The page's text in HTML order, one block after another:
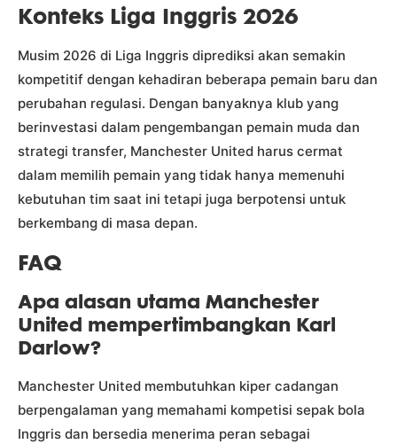
Konteks Liga Inggris 2026
Musim 2026 di Liga Inggris diprediksi akan semakin
kompetitif dengan kehadiran beberapa pemain baru dan
perubahan regulasi. Dengan banyaknya klub yang
berinvestasi dalam pengembangan pemain muda dan
strategi transfer, Manchester United harus cermat
dalam memilih pemain yang tidak hanya memenuhi
kebutuhan tim saat ini tetapi juga berpotensi untuk
berkembang di masa depan.
FAQ
Apa alasan utama Manchester
United mempertimbangkan Karl
Darlow?
Manchester United membutuhkan kiper cadangan
berpengalaman yang memahami kompetisi sepak bola
Inggris dan bersedia menerima peran sebagai